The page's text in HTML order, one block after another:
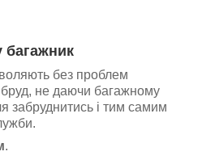
багажник
без проблем
бруд, не даючи багажному
забруднитись і тим самим
.